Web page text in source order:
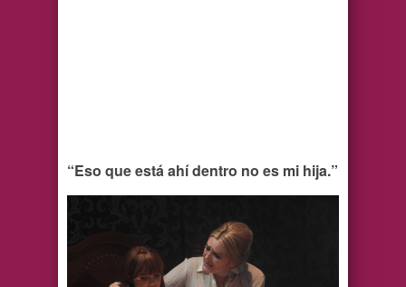
“Eso que está ahí dentro no es mi hija.”